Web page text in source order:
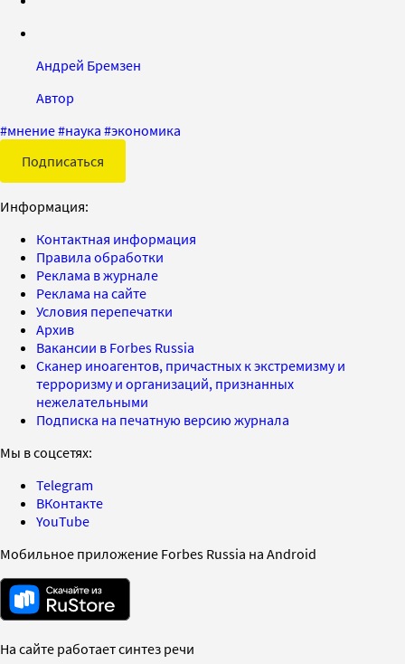
Андрей Бремзен
Автор
#мнение#наука #экономика
Подписаться
Информация:
Контактная информация
Правила обработки
Реклама в журнале
Реклама на сайте
Условия перепечатки
Архив
Вакансии в Forbes Russia
Сканер иноагентов, причастных к экстремизму и
терроризму и организаций, признанных
нежелательными
Подписка на печатную версию журнала
Мы в соцсетях:
Telegram
ВКонтакте
YouTube
Мобильное приложение Forbes Russia на Android
На сайте работает синтез речи